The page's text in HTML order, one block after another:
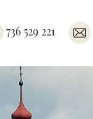
736 529 221